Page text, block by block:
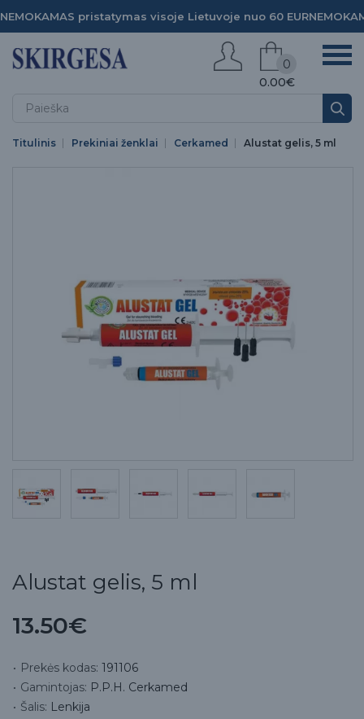
NEMOKAMAS pristatymas visoje Lietuvoje nuo 60 EUR
0.00€
0
Titulinis Prekiniai ženklai Cerkamed Alustat gelis, 5 ml
Alustat gelis, 5 ml
13.50€
Prekės kodas: 191106
Gamintojas: P.P.H. Cerkamed
Šalis: Lenkija